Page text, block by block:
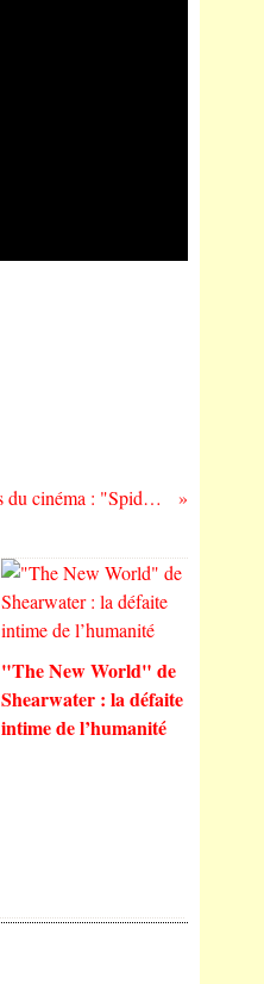
Revoyons les classiques du cinéma : "Spider-Man" de Sam Raimi (2002)
"The New World" de
Shearwater : la défaite
intime de l’humanité